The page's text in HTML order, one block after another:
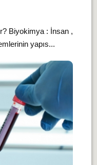
Biyokimya : İnsan ,
yapıs...